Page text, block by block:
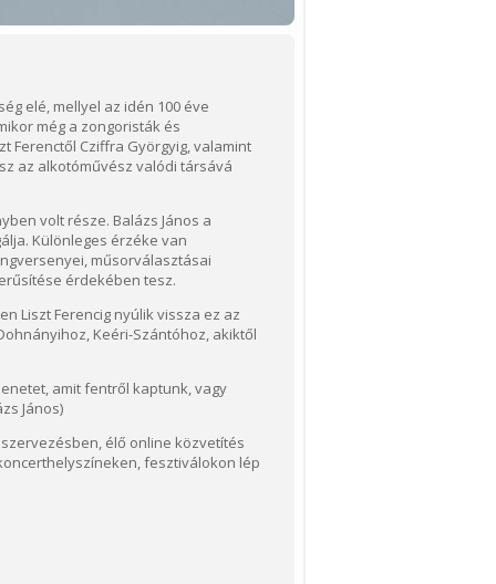
elé, mellyel az idén 100 éve
még a zongoristák és
Ferenctől Cziffra Györgyig, valamint
az alkotóművész valódi társává
volt része. Balázs János a
Különleges érzéke van
műsorválasztásai
érdekében tesz.
Liszt Ferencig nyúlik vissza ez az
Keéri-Szántóhoz, akiktől
amit fentről kaptunk, vagy
János)
élő online közvetítés
fesztiválokon lép